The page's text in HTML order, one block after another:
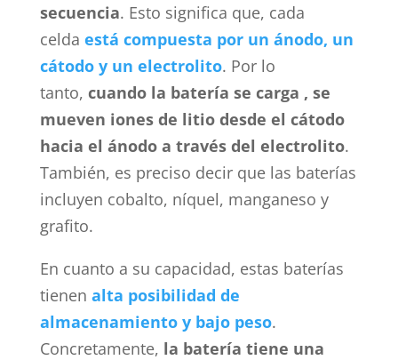
secuencia. Esto significa que, cada
celda está compuesta por un ánodo, un
cátodo y un electrolito. Por lo
tanto, cuando la batería se carga , se
mueven iones de litio desde el cátodo
hacia el ánodo a través del electrolito.
También, es preciso decir que las baterías
incluyen cobalto, níquel, manganeso y
grafito.
En cuanto a su capacidad, estas baterías
tienen alta posibilidad de
almacenamiento y bajo peso.
Concretamente, la batería tiene una